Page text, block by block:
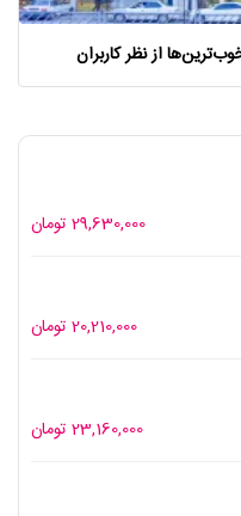
از نظر کاربران
29,630,000 تومان
20,210,000 تومان
23,160,000 تومان